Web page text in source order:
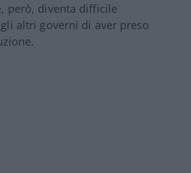
però, diventa difficile
altri governi di aver preso